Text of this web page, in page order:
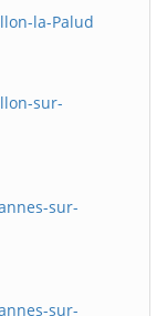
la-Palud
sur-
sur-
sur-